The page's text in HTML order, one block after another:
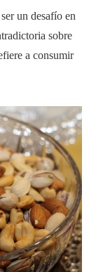
un desafío en
sobre
a consumir